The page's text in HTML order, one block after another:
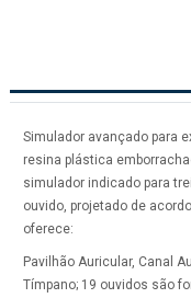
Simulador avançado para
resina plástica
simulador indicado para
ouvido, projetado de
oferece:
Pavilhão Auricular, Canal
Tímpano; 19 ouvidos são